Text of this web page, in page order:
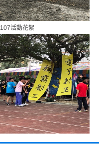
107活動花絮